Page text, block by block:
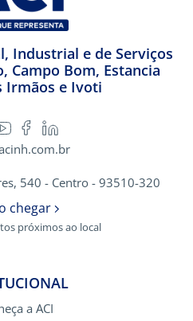
Industrial e de Serviços
Campo Bom, Estancia
Irmãos e Ivoti
540 - Centro - 93510-320
chegar
próximos ao local
a ACI